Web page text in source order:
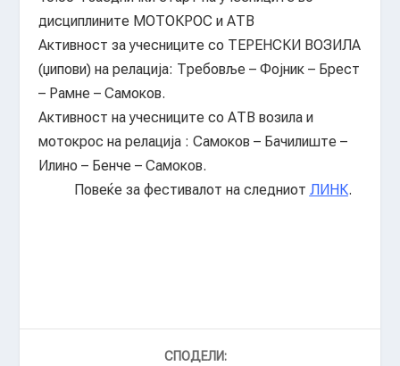
дисциплините МОТОКРОС и АТВ
Активност за учесниците со ТЕРЕНСКИ ВОЗИЛА
(џипови) на релација: Требовље – Фојник – Брест
– Рамне – Самоков.
Активност на учесниците со АТВ возила и
мотокрос на релација : Самоков – Бачилиште –
Илино – Бенче – Самоков.
Повеќе за фестивалот на следниот ЛИНК.
СПОДЕЛИ: